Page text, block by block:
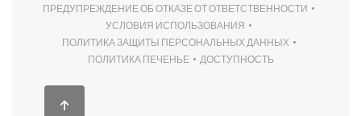
ПРЕДУПРЕЖДЕНИЕ ОБ ОТКАЗЕ ОТ ОТВЕТСТВЕННОСТИ
((ОТКРЫВАЕТСЯ В НОВОМ ОКНЕ))
УСЛОВИЯ ИСПОЛЬЗОВАНИЯ
((ОТКРЫВАЕТСЯ В НОВОМ ОКНЕ))
ПОЛИТИКА ЗАЩИТЫ ПЕРСОНАЛЬНЫХ ДАННЫХ
((ОТКРЫВАЕТСЯ В НОВОМ ОКНЕ))
ПОЛИТИКА ПЕЧЕНЬЕ
((ОТКРЫВАЕТСЯ В НОВОМ ОКНЕ))
ДОСТУПНОСТЬ
((ОТКРЫВАЕТСЯ В